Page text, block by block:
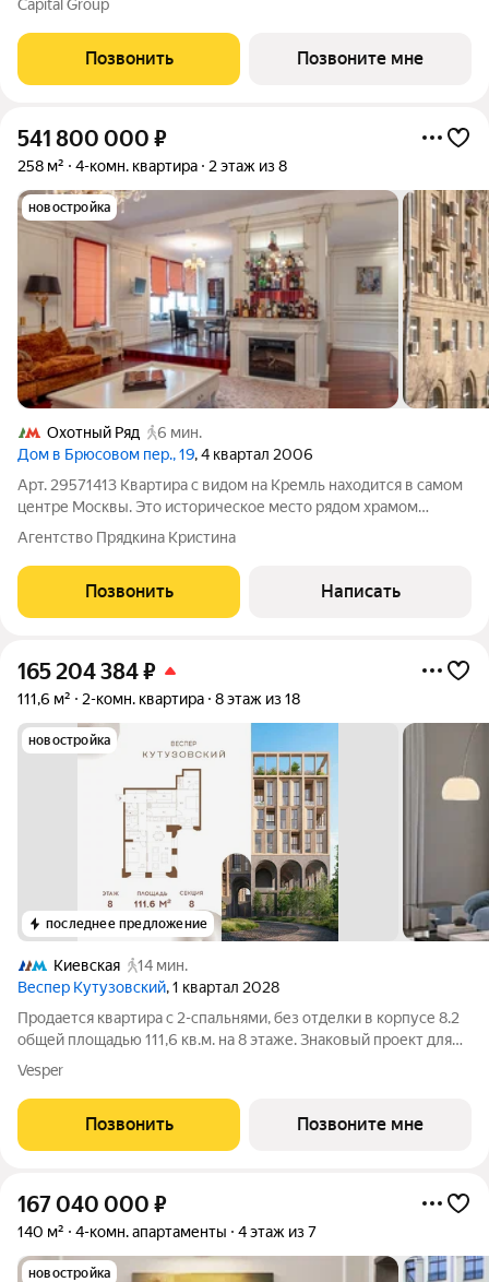
пространства и приватность личных зон: Просторная кухня-
гостиная единое пространство для
Capital Group
Позвонить Позвоните мне
541 800 000 ₽
258 м² 4-комн. квартира 2 этаж из 8
новостройка
Охотный Ряд
6 мин.
Дом в Брюсовом пер., 19, 4 квартал 2006
Арт. 29571413 Квартира с видом на Кремль находится в самом
центре Москвы. Это историческое место рядом храмом
"Воскресения Словущего" и множеством
достопримечательностей архитектуры и истории. В районе
всегда жили представители богемы, деятели
Агентство Прядкина Кристина
Позвонить Написать
165 204 384₽
111,6 м² 2-комн. квартира 8 этаж из 18
новостройка
последнее предложение
Киевская
14 мин.
Веспер Кутузовский, 1 квартал 2028
Продается квартира с 2-спальнями, без отделки в корпусе 8.2
общей площадью 111,6 кв.м. на 8 этаже. Знаковый проект для
ценителей комфортной городской среды от Веспер. Квартал
площадью 3,7 га расположен на Кутузовском проспекте и
воплощает новую
Vesper
Позвонить Позвоните мне
167 040 000 ₽
140 м² 4-комн. апартаменты 4 этаж из 7
новостройка